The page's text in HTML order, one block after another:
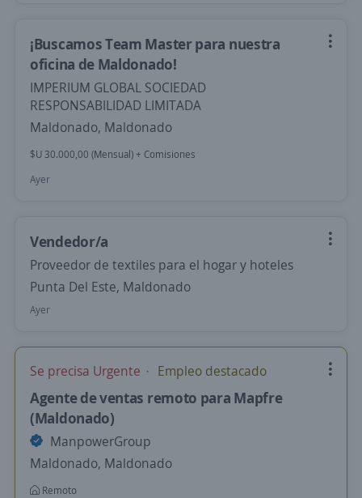
¡Buscamos Team Master para nuestra
oficina de Maldonado!
IMPERIUM GLOBAL SOCIEDAD
RESPONSABILIDAD LIMITADA
Maldonado, Maldonado
$U 30.000,00 (Mensual) + Comisiones
Ayer
Vendedor/a
Proveedor de textiles para el hogar y hoteles
Punta Del Este, Maldonado
Ayer
Se precisa Urgente Empleo destacado
Agente de ventas remoto para Mapfre
(Maldonado)
ManpowerGroup
Maldonado, Maldonado
Remoto